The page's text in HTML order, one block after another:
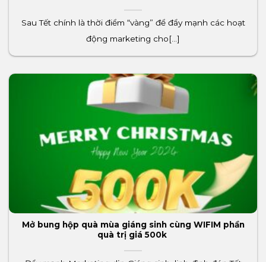
Sau Tết chính là thời điểm “vàng” để đẩy mạnh các hoạt
động marketing cho[...]
Mở bung hộp quà mùa giáng sinh cùng WIFIM phần
quà trị giá 500k